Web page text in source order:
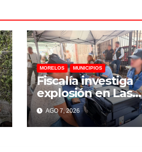
MORELOS MUNICIPIOS
Fiscalía investiga
explosión en Las
Granjas; suman 22
personas
lesionadas y 12
AGO 7, 2026